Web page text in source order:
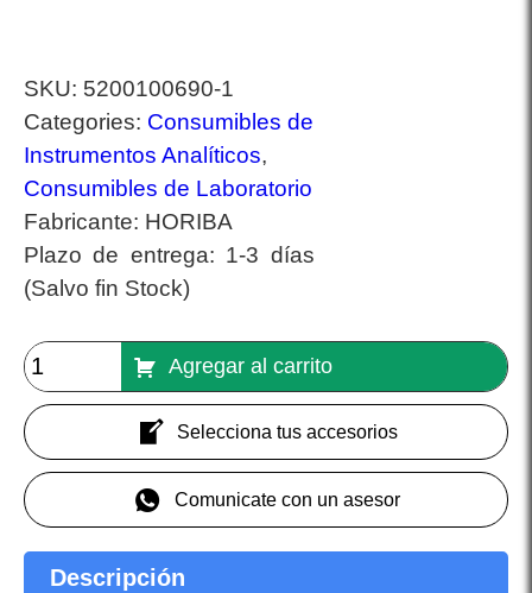
SKU: 5200100690-1
Categories: Consumibles de
Instrumentos Analíticos,
Consumibles de Laboratorio
Fabricante: HORIBA
Plazo de entrega: 1-3 días
(Salvo fin Stock)
Agregar al carrito
Selecciona tus accesorios
Comunicate con un asesor
Descripción